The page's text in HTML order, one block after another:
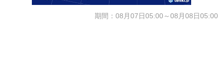
期間：08月07日05:00～08月08日05:00